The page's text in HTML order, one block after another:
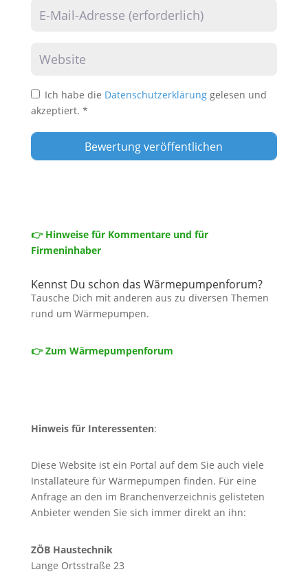
Ich habe die Datenschutzerklärung gelesen und
akzeptiert. *
👉 Hinweise für Kommentare und für
Firmeninhaber
Kennst Du schon das Wärmepumpenforum?
Tausche Dich mit anderen aus zu diversen Themen
rund um Wärmepumpen.
👉 Zum Wärmepumpenforum
Hinweis für Interessenten:
Diese Website ist ein Portal auf dem Sie auch viele
Installateure für Wärmepumpen finden. Für eine
Anfrage an den im Branchenverzeichnis gelisteten
Anbieter wenden Sie sich immer direkt an ihn:
ZÖB Haustechnik
Lange Ortsstraße 23